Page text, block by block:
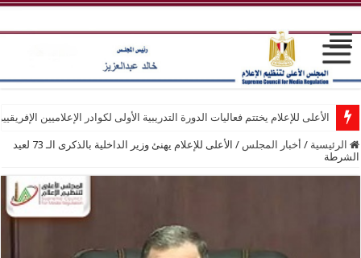
الأعلى للإعلام يختتم فعاليات الدورة التدريبية الأولى لكوادر الإعلاميين
الرئيسية / أخبار المجلس /
الأعلى للإعلام يهنئ وزير الداخلية بالذكرى الـ 73 لعيد
الشرطة